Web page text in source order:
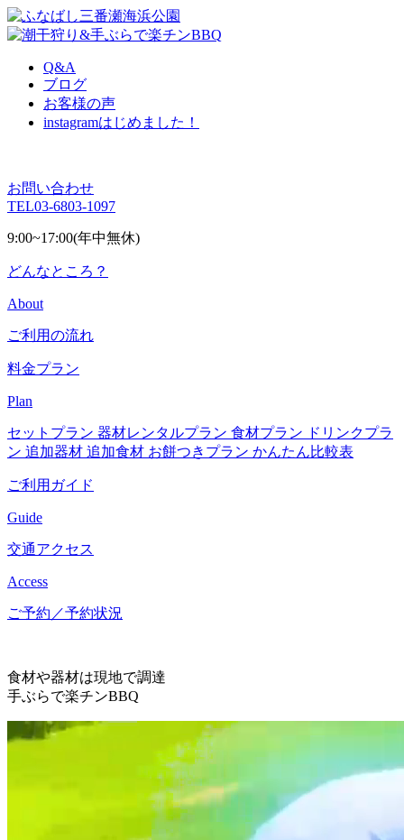
Q&A
ブログ
お客様の声
instagramはじめました！
お問い合わせ
TEL03-6803-1097
9:00~17:00(年中無休)
どんなところ？
About
ご利用の流れ
料金プラン
Plan
セットプラン 器材レンタルプラン 食材プラン ドリンクプラ
ン 追加器材 追加食材 お餅つきプラン かんたん比較表
ご利用ガイド
Guide
交通アクセス
Access
ご予約／予約状況
食材や器材は現地で調達
手ぶらで楽チンBBQ